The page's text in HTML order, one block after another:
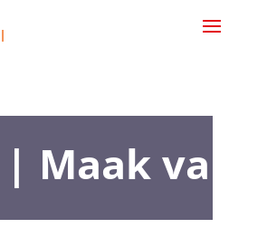
Maak van